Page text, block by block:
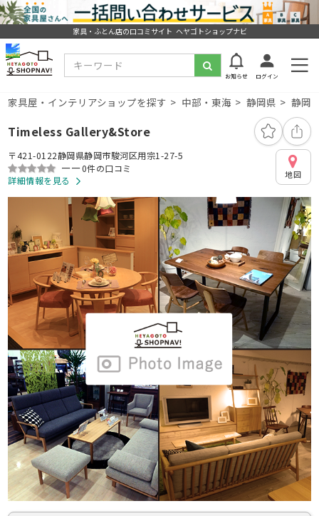
家具・ふとん店の口コミサイト ヘヤゴトショップナビ
お知らせ ログイン
家具屋・インテリアショップを探す 中部・東海 静岡県 静岡
Timeless Gallery&Store
〒421-0122静岡県静岡市駿河区用宗1-27-5
ーー0件の口コミ
詳細情報を見る
地図